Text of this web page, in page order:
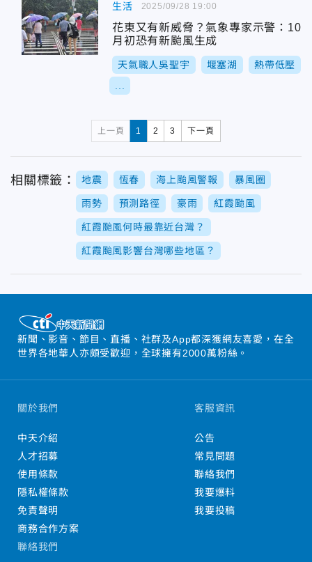
生活
花東又有新威脅？氣象專家示警：10
月初恐有新颱風生成
天氣職人吳聖宇 堰塞湖 熱帶低壓
2025/09/28 19:00
上一頁 1 2 3 下一頁
相關標籤： 地震 恆春 海上颱風警報 暴風圈
雨勢 預測路徑 豪雨 紅霞颱風
紅霞颱風何時最靠近台灣？
紅霞颱風影響台灣哪些地區？
新聞、影音、節目、直播、社群及App都深獲網友喜愛，在全
世界各地華人亦頗受歡迎，全球擁有2000萬粉絲。
關於我們
中天介紹
人才招募
使用條款
隱私權條款
免責聲明
商務合作方案
客服資訊
公告
常見問題
聯絡我們
我要爆料
我要投稿
聯絡我們